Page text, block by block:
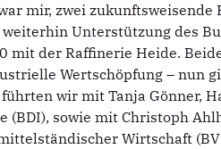
mir, zwei
Unterstützung des
mit der Raffinerie Heide.
Wertschöpfung – nun
wir mit Tanja Gönner,
(BDI), sowie mit Christoph
Wirtschaft